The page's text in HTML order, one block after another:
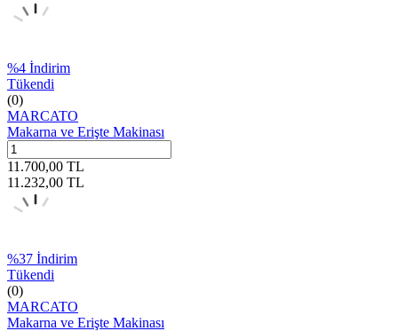
%4 İndirim
Tükendi
(0)
MARCATO
Makarna ve Erişte Makinası
11.700,00 TL
11.232,00 TL
%37 İndirim
Tükendi
(0)
MARCATO
Makarna ve Erişte Makinası